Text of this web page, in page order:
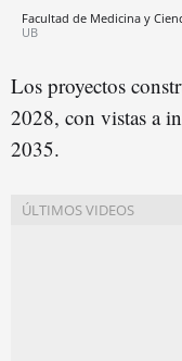
Facultad de Medicina y
UB
Los proyectos
2028, con vistas a
2035.